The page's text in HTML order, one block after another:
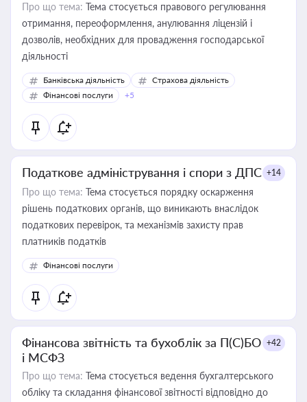
Про що тема: Тема стосується правового регулювання
отримання, переоформлення, анулювання ліцензій і
дозволів, необхідних для провадження господарської
діяльності
Банківська діяльність
Страхова діяльність
Фінансові послуги
+5
Податкове адміністрування і спори з ДПС +14
Про що тема: Тема стосується порядку оскарження
рішень податкових органів, що виникають внаслідок
податкових перевірок, та механізмів захисту прав
платників податків
Фінансові послуги
Фінансова звітність та бухоблік за П(С)БО
і МСФЗ
+42
Про що тема: Тема стосується ведення бухгалтерського
обліку та складання фінансової звітності відповідно до